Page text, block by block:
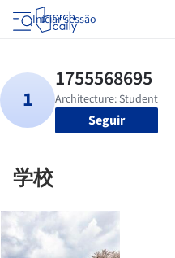
Iniciar sessão
Seguir
学校